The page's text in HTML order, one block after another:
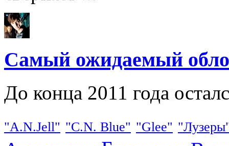
Самый ожидаемый
До конца 2011 года
"A.N.Jell" "C.N. Blue" "Glee"